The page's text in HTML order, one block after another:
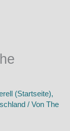
(Startseite),
/ Von The